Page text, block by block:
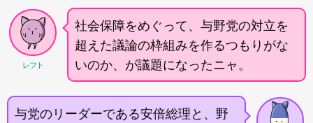
レフト
社会保障をめぐって、与野党の対立を
超えた議論の枠組みを作るつもりがな
いのか、が議題になったニャ。
与党のリーダーである安倍総理と、野